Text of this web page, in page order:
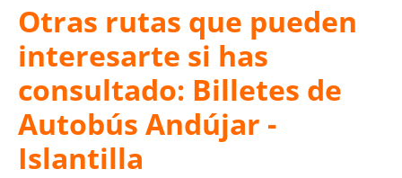
Otras rutas que pueden
interesarte si has
consultado: Billetes de
Autobús Andújar -
Islantilla